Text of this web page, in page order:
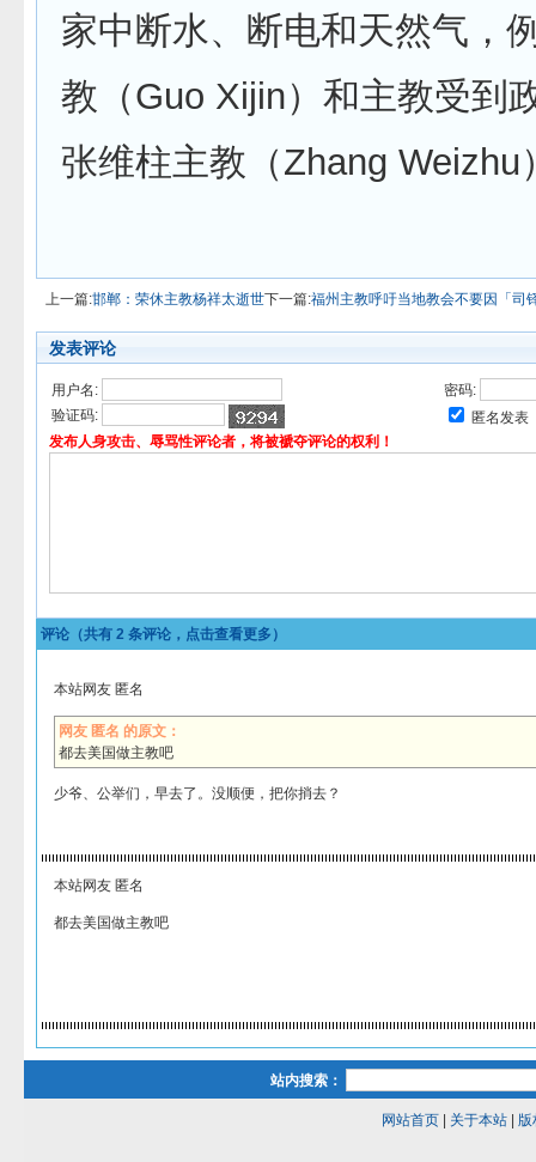
家中断水、断电和天然气，
教（Guo Xijin）和主教受到
张维柱主教（Zhang Weizhu
上一篇:邯郸：荣休主教杨祥太逝世下一篇:福州主教呼吁当地教会不要因「司
发表评论
用户名:
密码:
验证码:
匿名发表
发布人身攻击、辱骂性评论者，将被褫夺评论的权利！
评论（共有 2 条评论，点击查看更多）
本站网友 匿名
网友 匿名 的原文：
都去美国做主教吧
少爷、公举们，早去了。没顺便，把你捎去？
本站网友 匿名
都去美国做主教吧
站内搜索：
网站首页| 关于本站| 版